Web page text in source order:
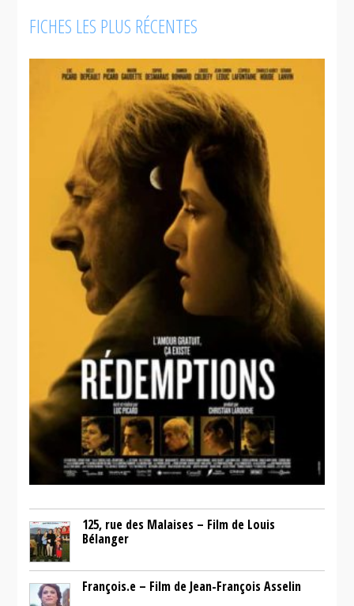
FICHES LES PLUS RÉCENTES
125, rue des Malaises – Film de Louis
Bélanger
François.e – Film de Jean-François Asselin